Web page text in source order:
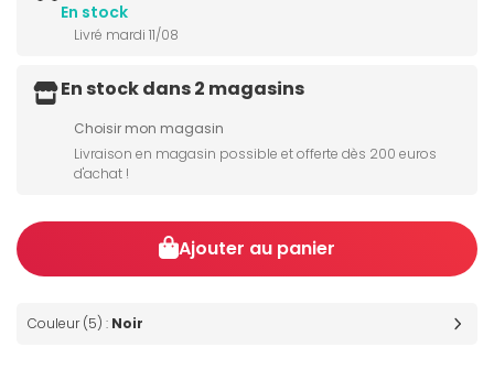
En stock
Livré mardi 11/08
En stock dans 2 magasins
Choisir mon magasin
Livraison en magasin possible et offerte dès 200 euros
d'achat !
Ajouter au panier
Couleur (5) : Noir